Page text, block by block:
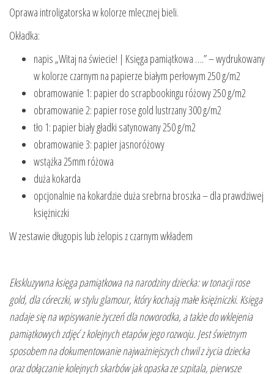
Oprawa introligatorska w kolorze mlecznej bieli.
Okładka:
napis „Witaj na świecie! | Księga pamiątkowa ….” – wydrukowany
w kolorze czarnym na papierze białym perłowym 250 g/m2
obramowanie 1: papier do scrapbookingu różowy 250 g/m2
obramowanie 2: papier rose gold lustrzany 300 g/m2
tło 1: papier biały gładki satynowany 250 g/m2
obramowanie 3: papier jasnoróżowy
wstążka 25mm różowa
duża kokarda
opcjonalnie na kokardzie duża srebrna broszka – dla prawdziwej
księżniczki
W zestawie długopis lub żelopis z czarnym wkładem
Ekskluzywna księga pamiątkowa na narodziny dziecka: w tonacji rose
gold, dla córeczki, w stylu glamour, który kochają małe księżniczki. Księga
nadaje się na wpisywanie życzeń dla noworodka, a także do wklejenia
pamiątkowych zdjęć z kolejnych etapów jego rozwoju. Jest świetnym
sposobem na dokumentowanie najważniejszych chwil z życia dziecka
oraz dołączanie kolejnych skarbów jak opaska ze szpitala, pierwsze